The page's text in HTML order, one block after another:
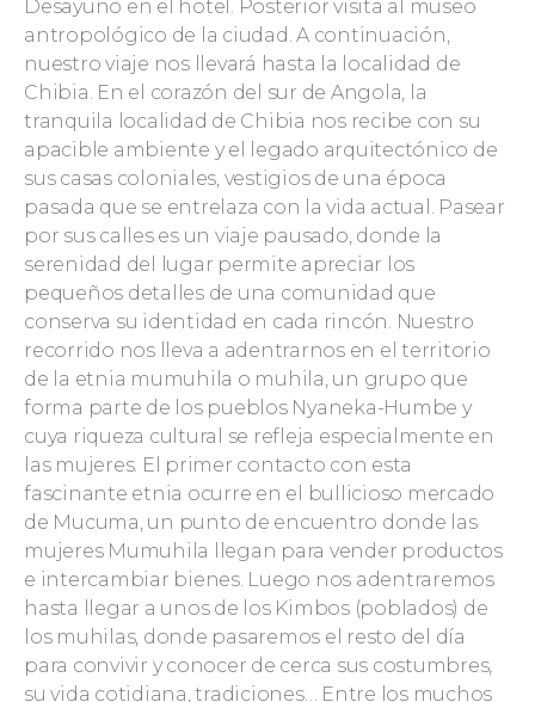
Desayuno en el hotel. Posterior visita al museo
antropológico de la ciudad. A continuación,
nuestro viaje nos llevará hasta la localidad de
Chibia. En el corazón del sur de Angola, la
tranquila localidad de Chibia nos recibe con su
apacible ambiente y el legado arquitectónico de
sus casas coloniales, vestigios de una época
pasada que se entrelaza con la vida actual. Pasear
por sus calles es un viaje pausado, donde la
serenidad del lugar permite apreciar los
pequeños detalles de una comunidad que
conserva su identidad en cada rincón. Nuestro
recorrido nos lleva a adentrarnos en el territorio
de la etnia mumuhila o muhila, un grupo que
forma parte de los pueblos Nyaneka-Humbe y
cuya riqueza cultural se refleja especialmente en
las mujeres. El primer contacto con esta
fascinante etnia ocurre en el bullicioso mercado
de Mucuma, un punto de encuentro donde las
mujeres Mumuhila llegan para vender productos
e intercambiar bienes. Luego nos adentraremos
hasta llegar a unos de los Kimbos (poblados) de
los muhilas, donde pasaremos el resto del día
para convivir y conocer de cerca sus costumbres,
su vida cotidiana, tradiciones… Entre los muchos